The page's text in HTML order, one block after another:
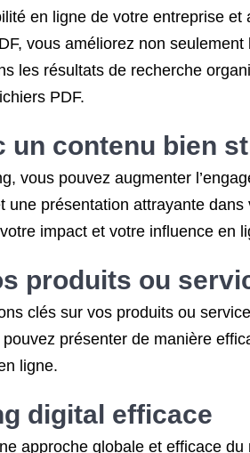
en ligne de votre entreprise et
vous améliorez non seulement
les résultats de recherche
PDF.
un contenu bien
vous pouvez augmenter
présentation attrayante dans
impact et votre influence en
produits ou
clés sur vos produits ou
présenter de manière
ligne.
digital efficace
approche globale et efficace